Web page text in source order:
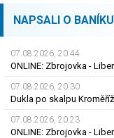
NAPSALI O BANÍKU
07.08.2026, 20.44
07.08.2026, 20.30
07.08.2026, 20.23